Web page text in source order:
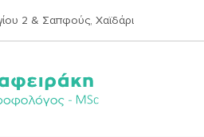
2 & Σαπφούς, Χαϊδάρι